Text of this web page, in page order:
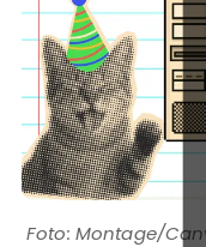
Montage/